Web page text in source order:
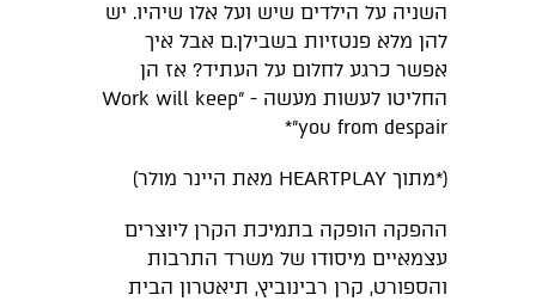
השניה על הילדים שיש ועל אלו שיהיו. יש
להן מלא פנטזיות בשבילן.ם אבל איך
אפשר כרגע לחלום על העתיד? אז הן
החליטו לעשות מעשה - "Work will keep
you from despair"*
(*מתוך HEARTPLAY מאת היינר מולר)
ההפקה הופקה בתמיכת הקרן ליוצרים
עצמאיים מיסודו של משרד התרבות
והספורט, קרן רבינוביץ, תיאטרון הבית